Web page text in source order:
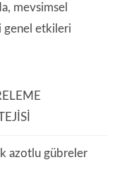
mevsimsel
genel etkileri
azotlu gübreler